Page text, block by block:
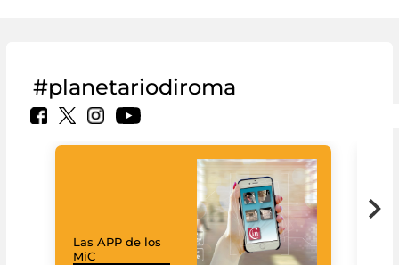
#planetariodiroma
Las APP de los
MiC